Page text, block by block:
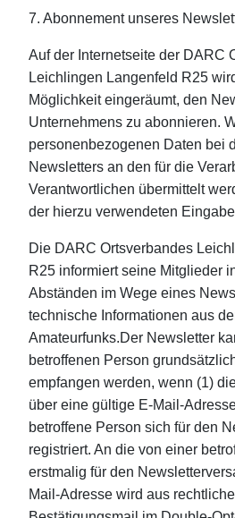
7. Abonnement unseres
Auf der Internetseite der DARC
Leichlingen Langenfeld R25
Möglichkeit eingeräumt, den
Unternehmens zu abonnieren.
personenbezogenen Daten bei
Newsletters an den für die
Verantwortlichen übermittelt
der hierzu verwendeten
Die DARC Ortsverbandes
R25 informiert seine Mitglieder
Abständen im Wege eines
technische Informationen aus
Amateurfunks.Der Newsletter
betroffenen Person
empfangen werden, wenn (1)
über eine gültige E-Mail-
betroffene Person sich für den
registriert. An die von einer
erstmalig für den
Mail-Adresse wird aus